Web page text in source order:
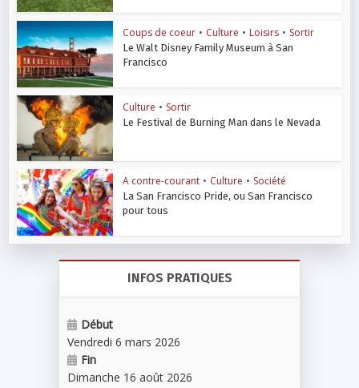
Coups de coeur • Culture • Loisirs • Sortir
Le Walt Disney Family Museum à San
Francisco
Culture • Sortir
Le Festival de Burning Man dans le Nevada
A contre-courant • Culture • Société
La San Francisco Pride, ou San Francisco
pour tous
INFOS PRATIQUES
Début
Vendredi 6 mars 2026
Fin
Dimanche 16 août 2026